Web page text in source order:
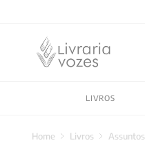
LIVROS
Livros Assuntos